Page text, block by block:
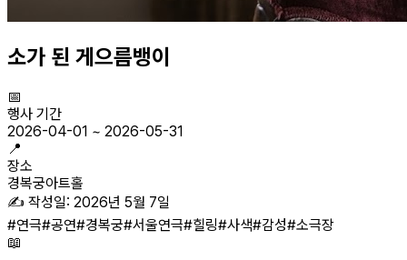
소가 된 게으름뱅이
📅
행사 기간
2026-04-01 ~ 2026-05-31
📍
장소
경복궁아트홀
✍️ 작성일: 2026년 5월 7일
#연극#공연#경복궁#서울연극#힐링#사색#감성#소극장
📖